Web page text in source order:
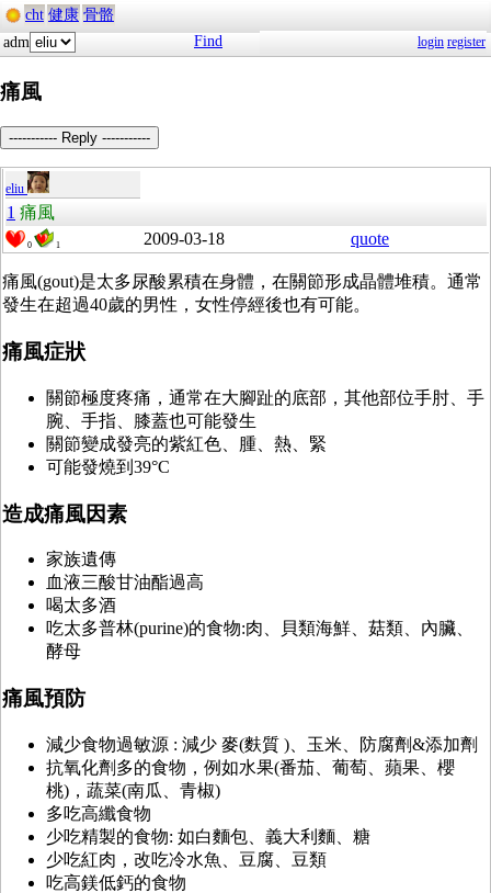
cht 健康 骨骼
adm
Find login register
痛風
----------- Reply -----------
eliu
1 痛風
0 1 2009-03-18 quote
痛風(gout)是太多尿酸累積在身體，在關節形成晶體堆積。通常
發生在超過40歲的男性，女性停經後也有可能。
痛風症狀
關節極度疼痛，通常在大腳趾的底部，其他部位手肘、手
腕、手指、膝蓋也可能發生
關節變成發亮的紫紅色、腫、熱、緊
可能發燒到39°C
造成痛風因素
家族遺傳
血液三酸甘油酯過高
喝太多酒
吃太多普林(purine)的食物:肉、貝類海鮮、菇類、內臟、
酵母
痛風預防
減少食物過敏源 : 減少 麥(麩質 )、玉米、防腐劑&添加劑
抗氧化劑多的食物，例如水果(番茄、葡萄、蘋果、櫻
桃)，蔬菜(南瓜、青椒)
多吃高纖食物
少吃精製的食物: 如白麵包、義大利麵、糖
少吃紅肉，改吃冷水魚、豆腐、豆類
吃高鎂低鈣的食物